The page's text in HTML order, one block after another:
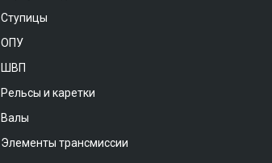
Ступицы
ОПУ
ШВП
Рельсы и каретки
Валы
Элементы трансмиссии